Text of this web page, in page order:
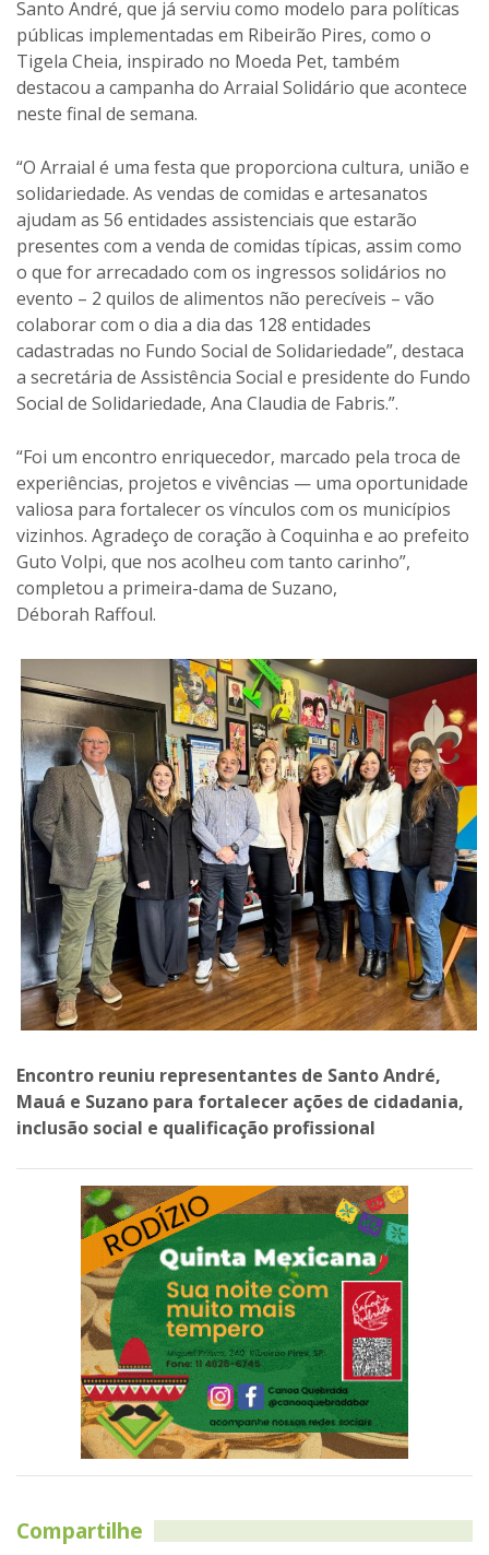
Santo André, que já serviu como modelo para políticas
públicas implementadas em Ribeirão Pires, como o
Tigela Cheia, inspirado no Moeda Pet, também
destacou a campanha do Arraial Solidário que acontece
neste final de semana.
“O Arraial é uma festa que proporciona cultura, união e
solidariedade. As vendas de comidas e artesanatos
ajudam as 56 entidades assistenciais que estarão
presentes com a venda de comidas típicas, assim como
o que for arrecadado com os ingressos solidários no
evento – 2 quilos de alimentos não perecíveis – vão
colaborar com o dia a dia das 128 entidades
cadastradas no Fundo Social de Solidariedade”, destaca
a secretária de Assistência Social e presidente do Fundo
Social de Solidariedade, Ana Claudia de Fabris.”.
“Foi um encontro enriquecedor, marcado pela troca de
experiências, projetos e vivências — uma oportunidade
valiosa para fortalecer os vínculos com os municípios
vizinhos. Agradeço de coração à Coquinha e ao prefeito
Guto Volpi, que nos acolheu com tanto carinho”,
completou a primeira-dama de Suzano,
Déborah Raffoul.
Encontro reuniu representantes de Santo André,
Mauá e Suzano para fortalecer ações de cidadania,
inclusão social e qualificação profissional
Compartilhe